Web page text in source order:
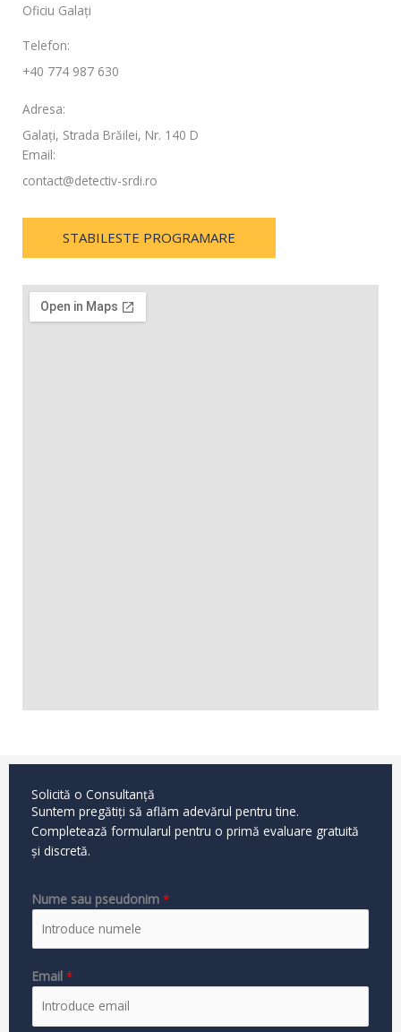
Oficiu Galați
Telefon:
+40 774 987 630
Adresa:
Galați, Strada Brăilei, Nr. 140 D
Email:
contact@detectiv-srdi.ro
STABILESTE PROGRAMARE
Solicită o Consultanță
Suntem pregătiți să aflăm adevărul pentru tine.
Completează formularul pentru o primă evaluare gratuită
și discretă.
Nume sau pseudonim *
Email *